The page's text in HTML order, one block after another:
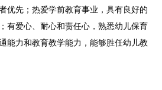
优先；热爱学前教育事业，具有良好的
有爱心、耐心和责任心，熟悉幼儿保育
能力和教育教学能力，能够胜任幼儿教